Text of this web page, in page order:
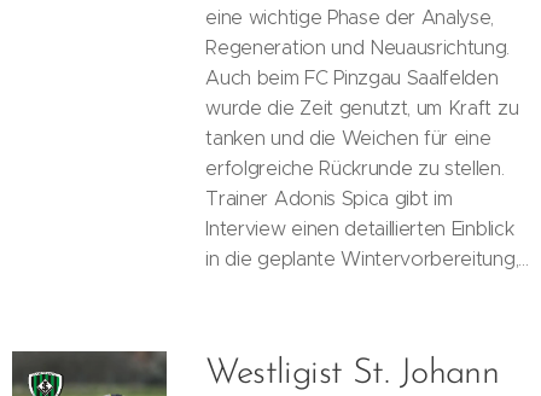
eine wichtige Phase der Analyse,
Regeneration und Neuausrichtung.
Auch beim FC Pinzgau Saalfelden
wurde die Zeit genutzt, um Kraft zu
tanken und die Weichen für eine
erfolgreiche Rückrunde zu stellen.
Trainer Adonis Spica gibt im
Interview einen detaillierten Einblick
in die geplante Wintervorbereitung,...
Westligist St. Johann